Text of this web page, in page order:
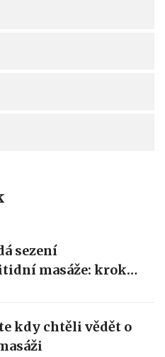
sezení
masáže: krok
od přípravy po
kdy chtěli vědět o